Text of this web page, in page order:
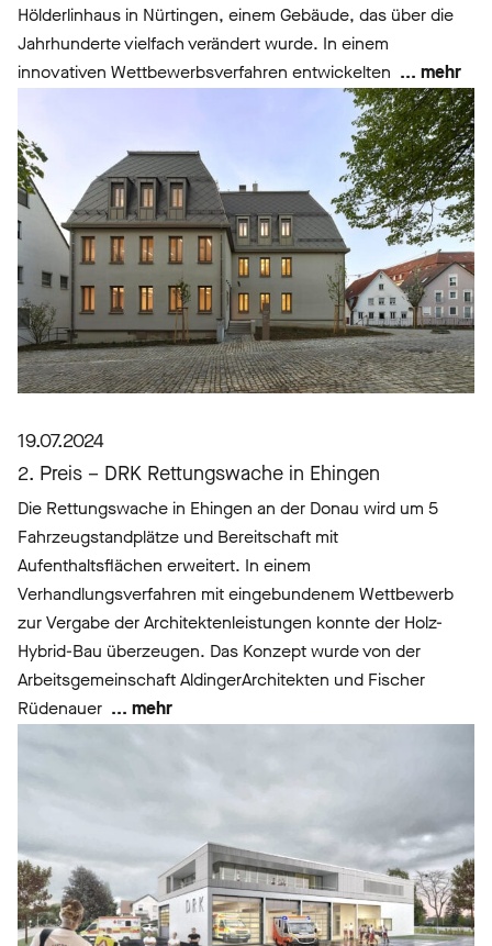
Hölderlinhaus in Nürtingen, einem Gebäude, das über die
Jahrhunderte vielfach verändert wurde. In einem
innovativen Wettbewerbsverfahren entwickelten ... mehr
19.07.2024
2. Preis – DRK Rettungswache in Ehingen
Die Rettungswache in Ehingen an der Donau wird um 5
Fahrzeugstandplätze und Bereitschaft mit
Aufenthaltsflächen erweitert. In einem
Verhandlungsverfahren mit eingebundenem Wettbewerb
zur Vergabe der Architektenleistungen konnte der Holz-
Hybrid-Bau überzeugen. Das Konzept wurde von der
Arbeitsgemeinschaft AldingerArchitekten und Fischer
Rüdenauer ... mehr